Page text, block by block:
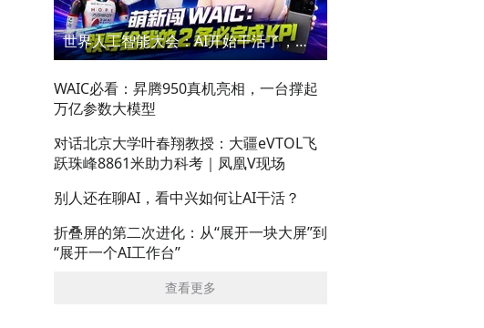
世界人工智能大会：AI开始干活了，但到底干的怎么样？萌新闯WAIC
WAIC必看：昇腾950真机亮相，一台撑起
万亿参数大模型
对话北京大学叶春翔教授：大疆eVTOL飞
跃珠峰8861米助力科考｜凤凰V现场
别人还在聊AI，看中兴如何让AI干活？
折叠屏的第二次进化：从“展开一块大屏”到
“展开一个AI工作台”
查看更多